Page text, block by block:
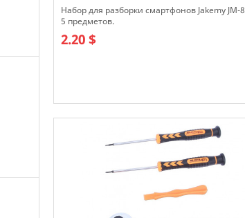
Набор для разборки смартфонов Jakemy JM-
5 предметов.
2.20 $